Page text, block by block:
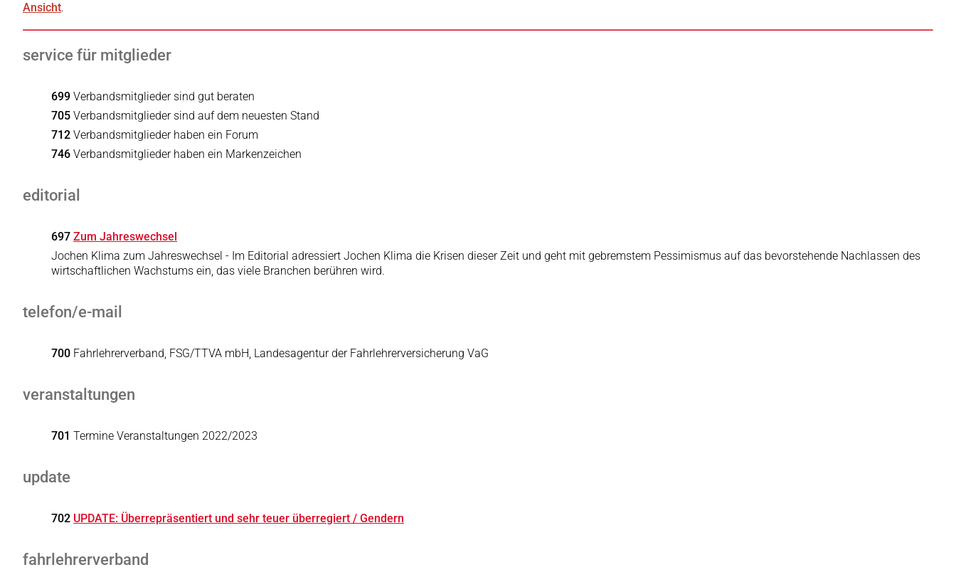
Ansicht.
service für mitglieder
699 Verbandsmitglieder sind gut beraten
705 Verbandsmitglieder sind auf dem neuesten Stand
712 Verbandsmitglieder haben ein Forum
746 Verbandsmitglieder haben ein Markenzeichen
editorial
697 Zum Jahreswechsel
Jochen Klima zum Jahreswechsel - Im Editorial adressiert Jochen Klima die Krisen dieser Zeit und geht mit gebremstem Pessimismus auf das bevorstehende Nachlassen des
wirtschaftlichen Wachstums ein, das viele Branchen berühren wird.
telefon/e-mail
700 Fahrlehrerverband, FSG/TTVA mbH, Landesagentur der Fahrlehrerversicherung VaG
veranstaltungen
701 Termine Veranstaltungen 2022/2023
update
702 UPDATE: Überrepräsentiert und sehr teuer überregiert / Gendern
fahrlehrerverband